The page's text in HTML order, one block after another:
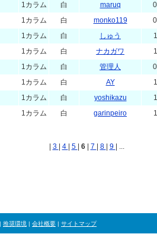
1カラム 白 maruq
1カラム 白 monko119
1カラム 白 しゅう
1カラム 白 ナカガワ
1カラム 白 管理人
1カラム 白 AY
1カラム 白 yoshikazu
1カラム 白 garinpeiro
3 4 5 6 7 8 9 | ...
| 推奨環境 | 会社概要 | サイトマップ